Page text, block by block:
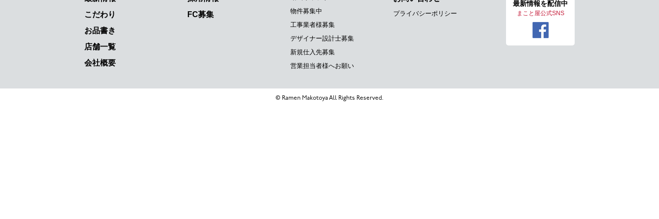
こだわり
お品書き
店舗一覧
会社概要
FC募集
物件募集中
工事業者様募集
デザイナー設計士募集
新規仕入先募集
営業担当者様へお願い
プライバシーポリシー
最新情報を配信中
まこと屋公式SNS
© Ramen Makotoya All Rights Reserved.